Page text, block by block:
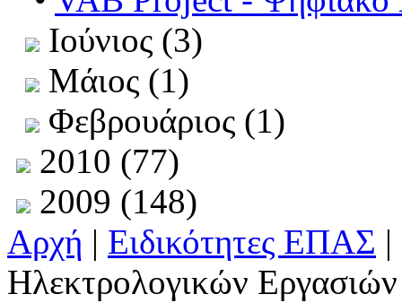
Ιούνιος (3)
Μάιος (1)
Φεβρουάριος (1)
2010 (77)
2009 (148)
Αρχή | Ειδικότητες ΕΠΑΣ |
Ηλεκτρολογικών Εργασιών